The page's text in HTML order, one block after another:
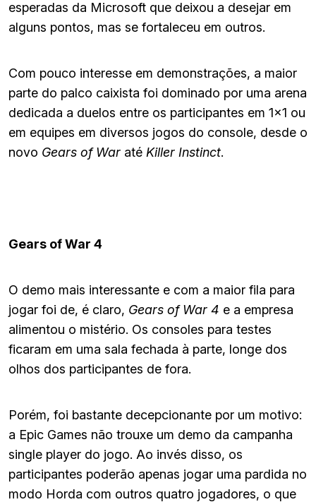
esperadas da Microsoft que deixou a desejar em
alguns pontos, mas se fortaleceu em outros.
Com pouco interesse em demonstrações, a maior
parte do palco caixista foi dominado por uma arena
dedicada a duelos entre os participantes em 1×1 ou
em equipes em diversos jogos do console, desde o
novo Gears of War até Killer Instinct.
Gears of War 4
O demo mais interessante e com a maior fila para
jogar foi de, é claro, Gears of War 4 e a empresa
alimentou o mistério. Os consoles para testes
ficaram em uma sala fechada à parte, longe dos
olhos dos participantes de fora.
Porém, foi bastante decepcionante por um motivo:
a Epic Games não trouxe um demo da campanha
single player do jogo. Ao invés disso, os
participantes poderão apenas jogar uma pardida no
modo Horda com outros quatro jogadores, o que